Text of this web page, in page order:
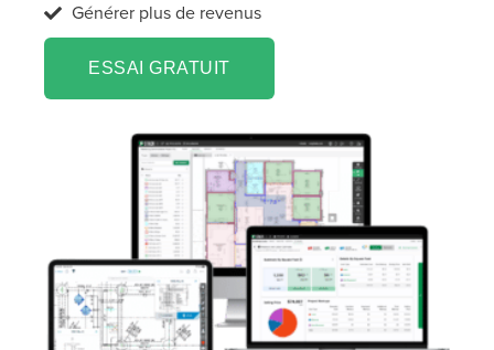
Générer plus de revenus
ESSAI GRATUIT